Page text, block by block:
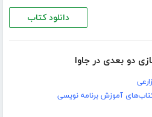
دانلود کتاب
دو بعدی در جاوا
آموزش برنامه نویسی